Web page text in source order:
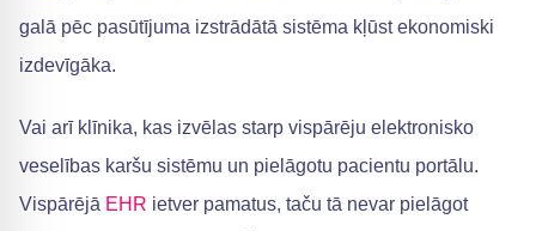
galā pēc pasūtījuma izstrādātā sistēma kļūst ekonomiski
izdevīgāka.
Vai arī klīnika, kas izvēlas starp vispārēju elektronisko
veselības karšu sistēmu un pielāgotu pacientu portālu.
Vispārējā EHR ietver pamatus, taču tā nevar pielāgot